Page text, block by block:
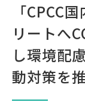
「CPCC
リートへ
し環境配
動対策を